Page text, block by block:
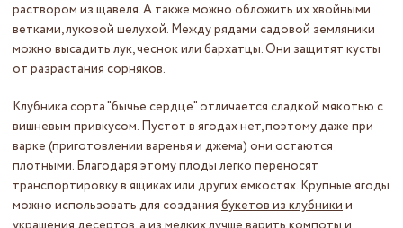
раствором из щавеля. А также можно обложить их хвойными
ветками, луковой шелухой. Между рядами садовой земляники
можно высадить лук, чеснок или бархатцы. Они защитят кусты
от разрастания сорняков.
Клубника сорта "бычье сердце" отличается сладкой мякотью с
вишневым привкусом. Пустот в ягодах нет, поэтому даже при
варке (приготовлении варенья и джема) они остаются
плотными. Благодаря этому плоды легко переносят
транспортировку в ящиках или других емкостях. Крупные ягоды
можно использовать для создания букетов из клубникии